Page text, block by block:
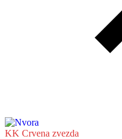
KK Crvena zvezda